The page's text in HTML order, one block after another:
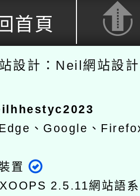
首頁
設計：Neil網站設
、Google、
置
XOOPS 2.5.11網站語